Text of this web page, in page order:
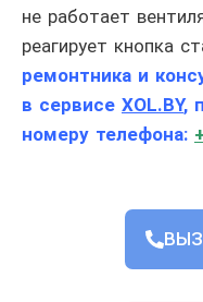
не работает
реагирует кнопка
ремонтника и
в сервисе XOL.BY,
номеру телефона: